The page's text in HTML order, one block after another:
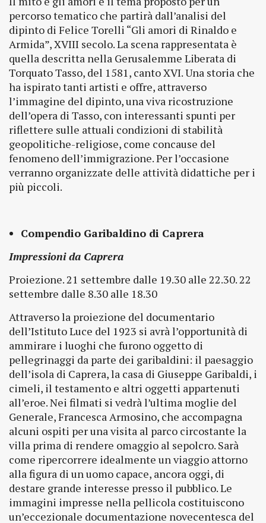
percorso tematico che partirà dall’analisi del
dipinto di Felice Torelli “Gli amori di Rinaldo e
Armida”, XVIII secolo. La scena rappresentata è
quella descritta nella Gerusalemme Liberata di
Torquato Tasso, del 1581, canto XVI. Una storia che
ha ispirato tanti artisti e offre, attraverso
l’immagine del dipinto, una viva ricostruzione
dell’opera di Tasso, con interessanti spunti per
riflettere sulle attuali condizioni di stabilità
geopolitiche-religiose, come concause del
fenomeno dell’immigrazione. Per l’occasione
verranno organizzate delle attività didattiche per i
più piccoli.
Compendio Garibaldino di Caprera
Impressioni da Caprera
Proiezione. 21 settembre dalle 19.30 alle 22.30. 22
settembre dalle 8.30 alle 18.30
Attraverso la proiezione del documentario
dell’Istituto Luce del 1923 si avrà l’opportunità di
ammirare i luoghi che furono oggetto di
pellegrinaggi da parte dei garibaldini: il paesaggio
dell’isola di Caprera, la casa di Giuseppe Garibaldi, i
cimeli, il testamento e altri oggetti appartenuti
all’eroe. Nei filmati si vedrà l’ultima moglie del
Generale, Francesca Armosino, che accompagna
alcuni ospiti per una visita al parco circostante la
villa prima di rendere omaggio al sepolcro. Sarà
come ripercorrere idealmente un viaggio attorno
alla figura di un uomo capace, ancora oggi, di
destare grande interesse presso il pubblico. Le
immagini impresse nella pellicola costituiscono
un’eccezionale documentazione novecentesca del